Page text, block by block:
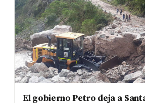
El gobierno Petro deja a